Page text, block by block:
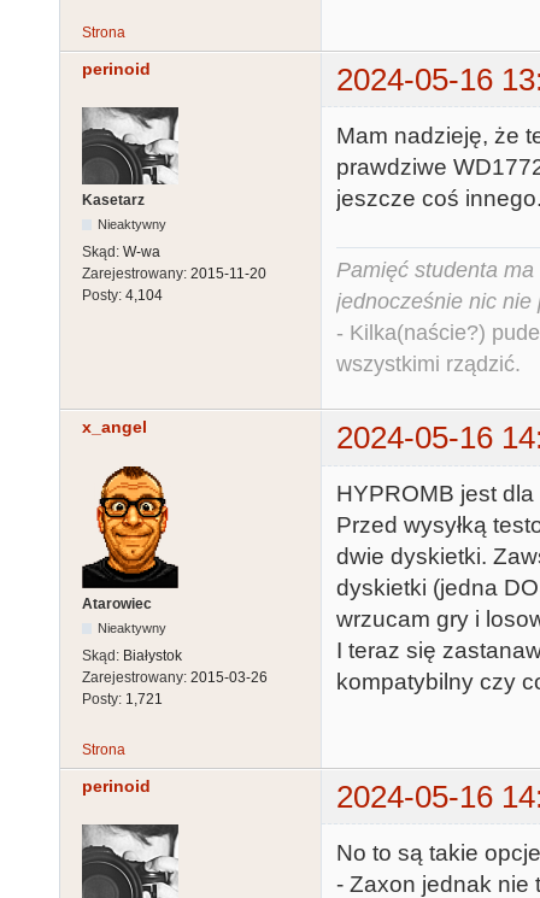
Strona
perinoid 2024-05-16
Kasetarz
Nieaktywny
Skąd: W-wa
Zarejestrowany: 2015-11-20
Posty: 4,104
Mam nadzieję, że
prawdziwe
jeszcze coś
Pamięć studenta
jednocześnie nic nie
- Kilka(naście?)
wszystkimi rządzić.
x_angel 2024-05-16
Atarowiec
Nieaktywny
Skąd: Białystok
Zarejestrowany: 2015-03-26
Posty: 1,721
HYPROMB jest
Przed wysyłką
dwie dyskietki.
dyskietki (jedna
wrzucam gry i
I teraz się
kompatybilny czy
Strona
perinoid 2024-05-16
No to są takie
- Zaxon jednak nie